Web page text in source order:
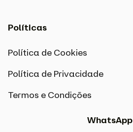
Políticas
Política de Cookies
Política de Privacidade
Termos e Condições
WhatsApp